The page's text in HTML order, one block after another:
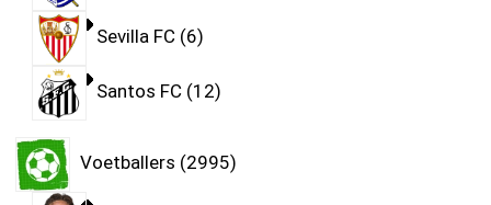
Sevilla FC 6
Santos FC 12
Voetballers 2995